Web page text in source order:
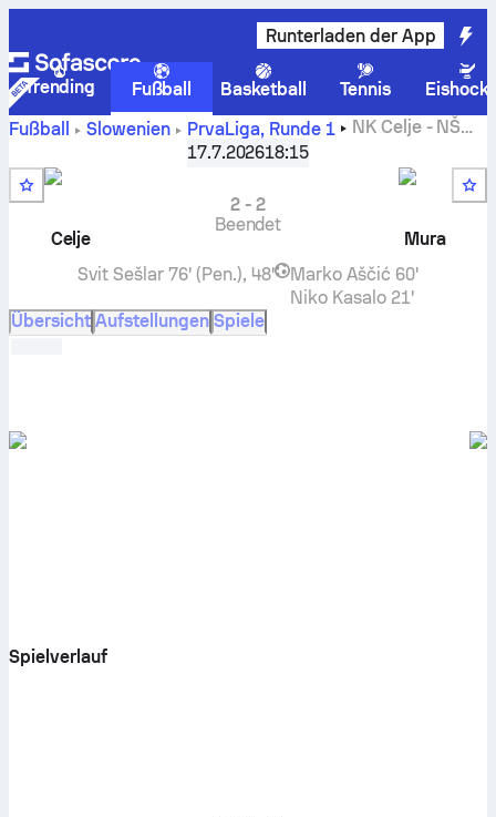
Runterladen der App
Trending Fußball Basketball Tennis
Fußball
Slowenien PrvaLiga, Runde 1 NK Celje- NŠ
live ticker, H2H resultate, tabelle und vorhersagen
17.7.202618:15
Celje
2-2
Beendet
Mura
Svit Sešlar 76' (Pen.), 48' Marko Aščić 60'
Niko Kasalo 21'
Übersicht Aufstellungen Spiele
Spielverlauf